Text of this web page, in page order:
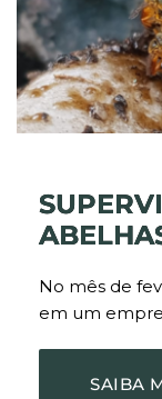
No mês de
em um
SAIBA